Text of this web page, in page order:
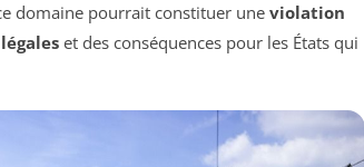
domaine pourrait constituer une violation
et des conséquences pour les États qui